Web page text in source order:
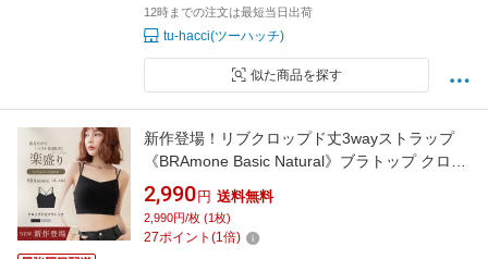
12時までの注文は最短当日出荷
tu-hacci(ツーハッチ)
似た商品を探す
新作登場！リブクロップド丈3wayストラップ
《BRAmone Basic Natural》ブラトップ クロッ
プド丈 短め ショート丈 カップ付き キャミソー
ル インナー ナチュ盛 ノンワイヤー【tu-hacci】
2,990 円 送料無料
2,990円/枚 (1枚)
27ポイント (1倍)